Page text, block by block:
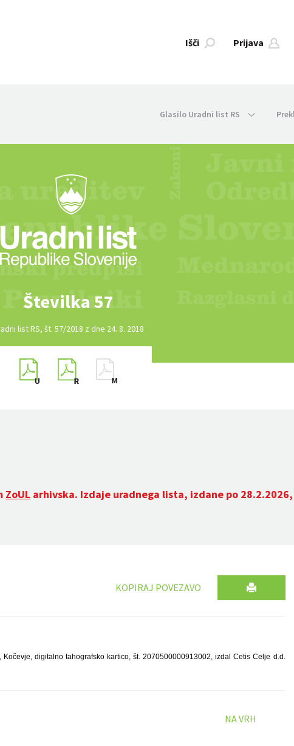
Išči Prijava
Glasilo Uradni list RS
Številka 57
list RS, št. 57/2018 z dne 24. 8. 2018
ZoUL arhivska. Izdaje uradnega lista, izdane po 28.2.2026,
KOPIRAJ POVEZAVO
Kočevje, digitalno tahografsko kartico, št. 2070500000913002, izdal Cetis Celje d.d.
NA VRH